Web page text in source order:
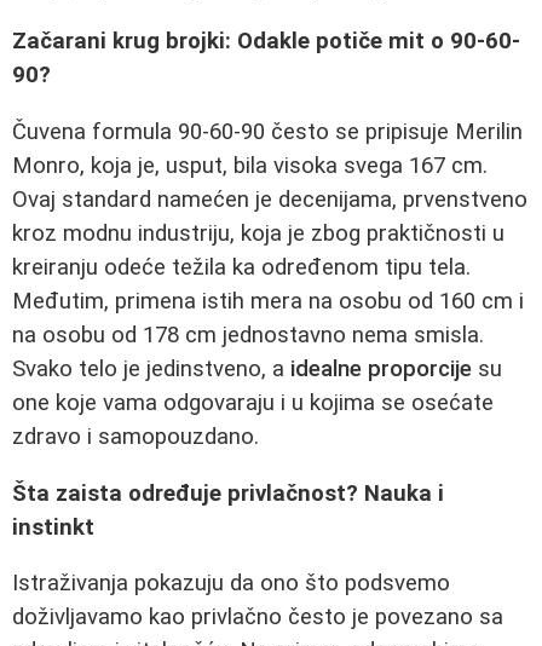
Začarani krug brojki: Odakle potiče mit o 90-60-
90?
Čuvena formula 90-60-90 često se pripisuje Merilin
Monro, koja je, usput, bila visoka svega 167 cm.
Ovaj standard namećen je decenijama, prvenstveno
kroz modnu industriju, koja je zbog praktičnosti u
kreiranju odeće težila ka određenom tipu tela.
Međutim, primena istih mera na osobu od 160 cm i
na osobu od 178 cm jednostavno nema smisla.
Svako telo je jedinstveno, a idealne proporcije su
one koje vama odgovaraju i u kojima se osećate
zdravo i samopouzdano.
Šta zaista određuje privlačnost? Nauka i
instinkt
Istraživanja pokazuju da ono što podsvemo
doživljavamo kao privlačno često je povezano sa